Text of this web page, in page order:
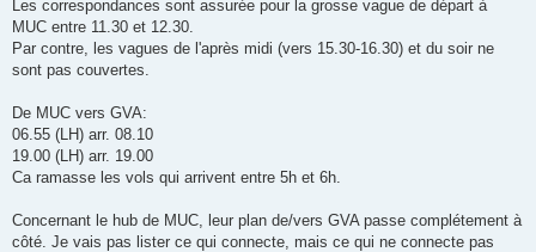
Les correspondances sont assurée pour la grosse vague de départ à
MUC entre 11.30 et 12.30.
Par contre, les vagues de l'après midi (vers 15.30-16.30) et du soir ne
sont pas couvertes.
De MUC vers GVA:
06.55 (LH) arr. 08.10
19.00 (LH) arr. 19.00
Ca ramasse les vols qui arrivent entre 5h et 6h.
Concernant le hub de MUC, leur plan de/vers GVA passe complétement à
côté. Je vais pas lister ce qui connecte, mais ce qui ne connecte pas